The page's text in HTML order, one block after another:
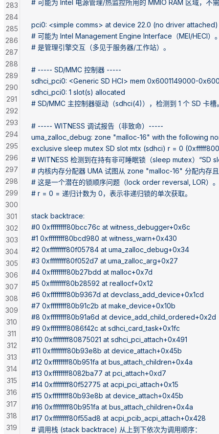
# 可能为 Intel 电源管理/热监控所用的 MMIO RAM 区域，不
pci0: <simple comms> at device 22.0 (no driver attached)
# 可能为 Intel Management Engine Interface（MEI/HECI）
# 是管理引擎交互（多见于服务器/工作站）。
# ----- SD/MMC 控制器 -----
sdhci_pci0: <Generic SD HCI> mem 0x6001149000-
sdhci_pci0: 1 slot(s) allocated
# SD/MMC 主控制器驱动（sdhci(4)），检测到 1 个 SD 卡槽
# ----- WITNESS 调试报告（非致命）-----
uma_zalloc_debug: zone "malloc-16" with the following
exclusive sleep mutex SD slot mtx (sdhci) r = 0
# WITNESS 检测到在持有非可睡眠锁（sleep mutex）“SD
# 内核内存分配器 UMA 试图从 zone "malloc-16" 分配内
# 这是一个潜在的锁顺序问题（lock order reversal, LOR）。
# r = 0 = 递归计数为 0，表示非递归锁的单次获取。
stack backtrace:
#0 0xffffffff80bcc76c at witness_debugger+0x6c
#1 0xffffffff80bcd980 at witness_warn+0x430
#2 0xffffffff80f05784 at uma_zalloc_debug+0x34
#3 0xffffffff80f052d7 at uma_zalloc_arg+0x27
#4 0xffffffff80b27bdd at malloc+0x7d
#5 0xffffffff80b28592 at reallocf+0x12
#6 0xffffffff80b9367d at devclass_add_device+0x1cd
#7 0xffffffff80b91c2b at make_device+0x10b
#8 0xffffffff80b91a6d at device_add_child_ordered+0x2d
#9 0xffffffff8086f42c at sdhci_card_task+0x1fc
#10 0xffffffff80875021 at sdhci_pci_attach+0x491
#11 0xffffffff80b93e8b at device_attach+0x45b
#12 0xffffffff80b951fa at bus_attach_children+0x4a
#13 0xffffffff8082ba77 at pci_attach+0xd7
#14 0xffffffff80f52775 at acpi_pci_attach+0x15
#15 0xffffffff80b93e8b at device_attach+0x45b
#16 0xffffffff80b951fa at bus_attach_children+0x4a
#17 0xffffffff80f55ad8 at acpi_pcib_acpi_attach+0x428
# 调用栈 (stack backtrace) 从上到下依次为调用顺序：
283
284
285
286
287
288
289
290
291
292
293
294
295
296
297
298
299
300
301
302
303
304
305
306
307
308
309
310
311
312
313
314
315
316
317
318
319